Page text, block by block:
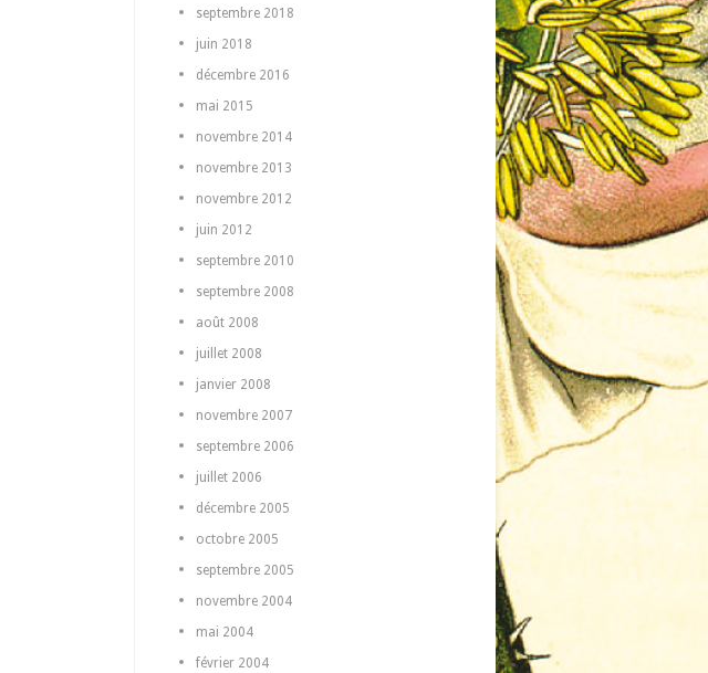
septembre 2018
juin 2018
décembre 2016
mai 2015
novembre 2014
novembre 2013
novembre 2012
juin 2012
septembre 2010
septembre 2008
août 2008
juillet 2008
janvier 2008
novembre 2007
septembre 2006
juillet 2006
décembre 2005
octobre 2005
septembre 2005
novembre 2004
mai 2004
février 2004